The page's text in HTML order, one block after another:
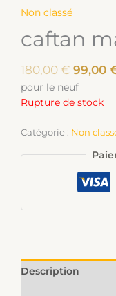
Non classé
caftan
180,00€ 99,00
pour le neuf
Rupture de stock
Catégorie : Non
Description